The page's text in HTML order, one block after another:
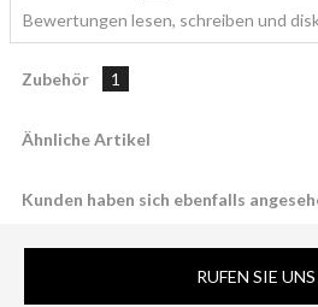
Bewertungen lesen, schreiben und
Zubehör 1
Ähnliche Artikel
Kunden haben sich ebenfalls
RUFEN SIE